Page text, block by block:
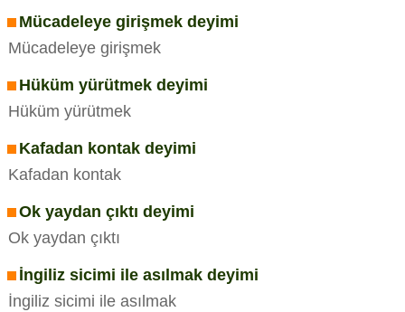
Mücadeleye girişmek deyimi
Mücadeleye girişmek
Hüküm yürütmek deyimi
Hüküm yürütmek
Kafadan kontak deyimi
Kafadan kontak
Ok yaydan çıktı deyimi
Ok yaydan çıktı
İngiliz sicimi ile asılmak deyimi
İngiliz sicimi ile asılmak